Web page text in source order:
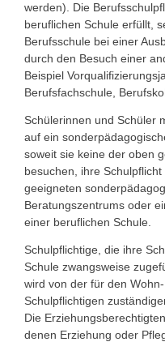
werden). Die
beruflichen Schule erfüllt,
Berufsschule bei einer
durch den Besuch einer
Beispiel
Berufsfachschule,
Schülerinnen und Schüler
auf ein
soweit sie keine der oben
besuchen, ihre
geeigneten
Beratungszentrums oder
einer beruflichen Schule.
Schulpflichtige, die ihre
Schule zwangsweise
wird von der für den
Schulpflichtigen
Die
denen Erziehung oder